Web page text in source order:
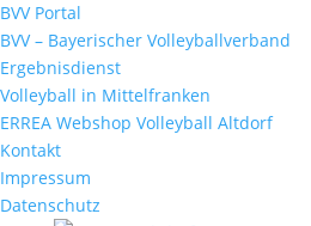
BVV Portal
BVV – Bayerischer Volleyballverband
Ergebnisdienst
Volleyball in Mittelfranken
ERREA Webshop Volleyball Altdorf
Kontakt
Impressum
Datenschutz